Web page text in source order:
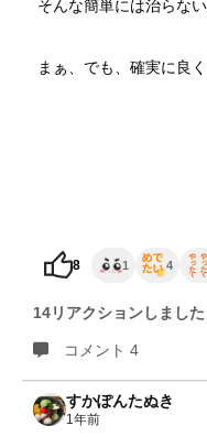
そんな簡単には治らない
まぁ、でも、確実に良
8 1 4
14リアクションしました
コメント 4
すかぽんたぬき
1年前